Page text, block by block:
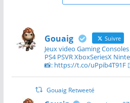
Gouaig Suivre
Jeux video Gaming
PS4 PSVR XboxSeriesX
📸: https://t.co/uPpib4T91F
Gouaig Retweeté